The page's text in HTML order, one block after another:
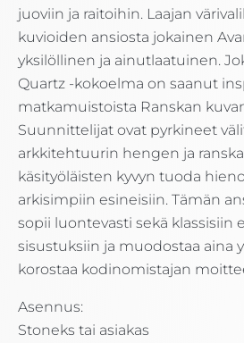
juoviin ja raitoihin. Laajan
kuvioiden ansiosta jokainen
yksilöllinen ja ainutlaatuinen.
Quartz -kokoelma on saanut
matkamuistoista Ranskan
Suunnittelijat ovat pyrkineet
arkkitehtuurin hengen ja
käsityöläisten kyvyn tuoda
arkisimpiin esineisiin. Tämän
sopii luontevasti sekä klassisiin
sisustuksiin ja muodostaa aina
korostaa kodinomistajan
Asennus:
Stoneks tai asiakas